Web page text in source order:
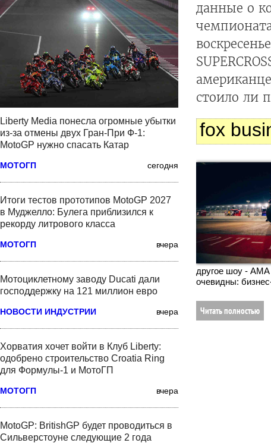
Liberty Media понесла огромные убытки
из-за отмены двух Гран-При Ф-1:
MotoGP нужно спасать Катар
МОТОГП сегодня
Итоги тестов прототипов MotoGP 2027
в Муджелло: Булега приблизился к
рекорду литрового класса
МОТОГП вчера
Мотоциклетному заводу Ducati дали
господдержку на 121 миллион евро
НОВОСТИ ИНДУСТРИИ вчера
Хорватия хочет войти в Клуб Liberty:
одобрено строительство Croatia Ring
для Формулы-1 и МотоГП
МОТОГП вчера
MotoGP: BritishGP будет проводиться в
Сильверстоуне следующие 2 года
данные о
стоило ли
fox
другое шоу -
очевидны:
Читать полностью